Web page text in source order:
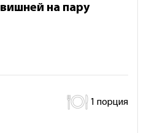
на пару
1 порция